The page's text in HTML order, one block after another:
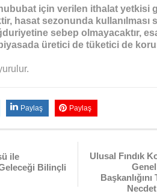
için verilen ithalat yetkisi
hasat sezonunda kullanılması
sebep olmayacaktır,
üretici de tüketici de
Paylaş Paylaş
ile
Bilinçli
Ulusal Fındık